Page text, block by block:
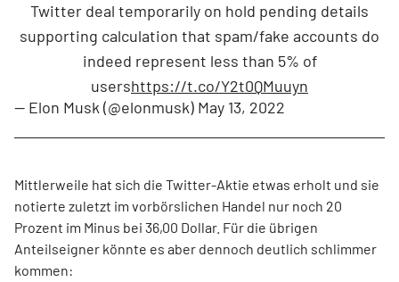
Twitter deal temporarily on hold pending details
supporting calculation that spam/fake accounts do
indeed represent less than 5% of
usershttps://t.co/Y2t0QMuuyn
— Elon Musk (@elonmusk) May 13, 2022
Mittlerweile hat sich die Twitter-Aktie etwas erholt und sie
notierte zuletzt im vorbörslichen Handel nur noch 20
Prozent im Minus bei 36,00 Dollar. Für die übrigen
Anteilseigner könnte es aber dennoch deutlich schlimmer
kommen: